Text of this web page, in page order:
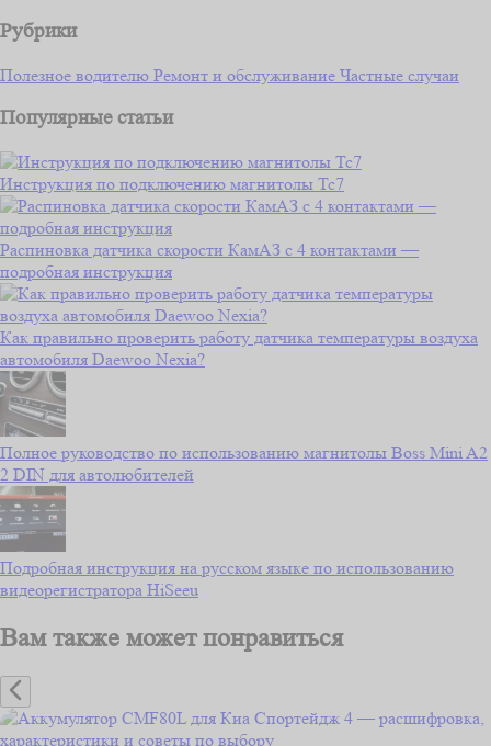
Рубрики
Полезное водителю Ремонт и обслуживание Частные случаи
Популярные статьи
Инструкция по подключению магнитолы Тс7
Распиновка датчика скорости КамАЗ с 4 контактами —
подробная инструкция
Как правильно проверить работу датчика температуры воздуха
автомобиля Daewoo Nexia?
Полное руководство по использованию магнитолы Boss Mini A2
2 DIN для автолюбителей
Подробная инструкция на русском языке по использованию
видеорегистратора HiSeeu
Вам также может понравиться